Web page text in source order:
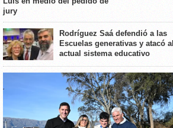
jury
Rodríguez Saá defendió a las
Escuelas generativas y atacó al
actual sistema educativo